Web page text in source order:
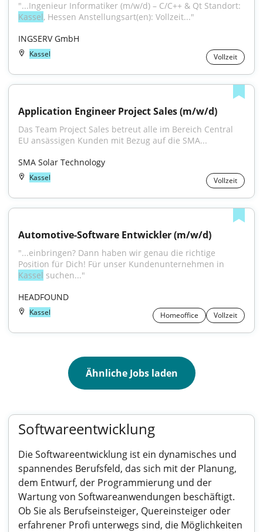
Kassel, Hessen Anstellungsart(en): Vollzeit..."
INGSERV GmbH
Kassel Vollzeit
Application Engineer Project Sales (m/w/d)
Das Team Project Sales betreut alle im Bereich Central
EU ansässigen Kunden mit Bezug auf die SMA...
SMA Solar Technology
Kassel Vollzeit
Automotive-Software Entwickler (m/w/d)
"...einbringen? Dann haben wir genau die richtige
Kassel suchen..."
HEADFOUND
Kassel Homeoffice Vollzeit
Ähnliche Jobs laden
Softwareentwicklung
Die Softwareentwicklung ist ein dynamisches und
spannendes Berufsfeld, das sich mit der Planung,
dem Entwurf, der Programmierung und der
Wartung von Softwareanwendungen beschäftigt.
Ob Sie als Berufseinsteiger, Quereinsteiger oder
erfahrener Profi unterwegs sind, die Möglichkeiten